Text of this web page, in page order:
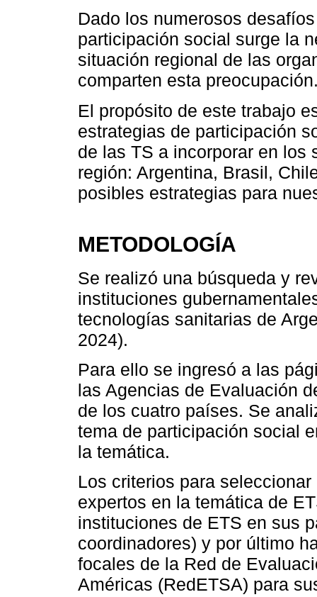
Dado los numerosos
participación social surge la
situación regional de las
comparten esta
El propósito de este trabajo
estrategias de participación
de las TS a incorporar en los
región: Argentina, Brasil,
posibles estrategias para
METODOLOGÍA
Se realizó una búsqueda y
instituciones
tecnologías sanitarias de
2024).
Para ello se ingresó a las
las Agencias de Evaluación
de los cuatro países. Se
tema de participación social
la temática.
Los criterios para
expertos en la temática de
instituciones de ETS en sus
coordinadores) y por último
focales de la Red de
Américas (RedETSA) para